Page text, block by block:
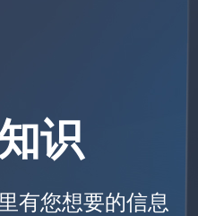
识
有您想要的信息